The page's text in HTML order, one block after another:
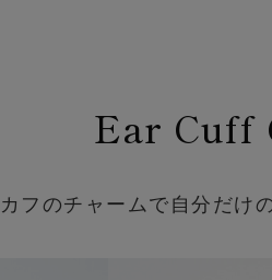
Ear Cuff
フのチャームで自分だけ